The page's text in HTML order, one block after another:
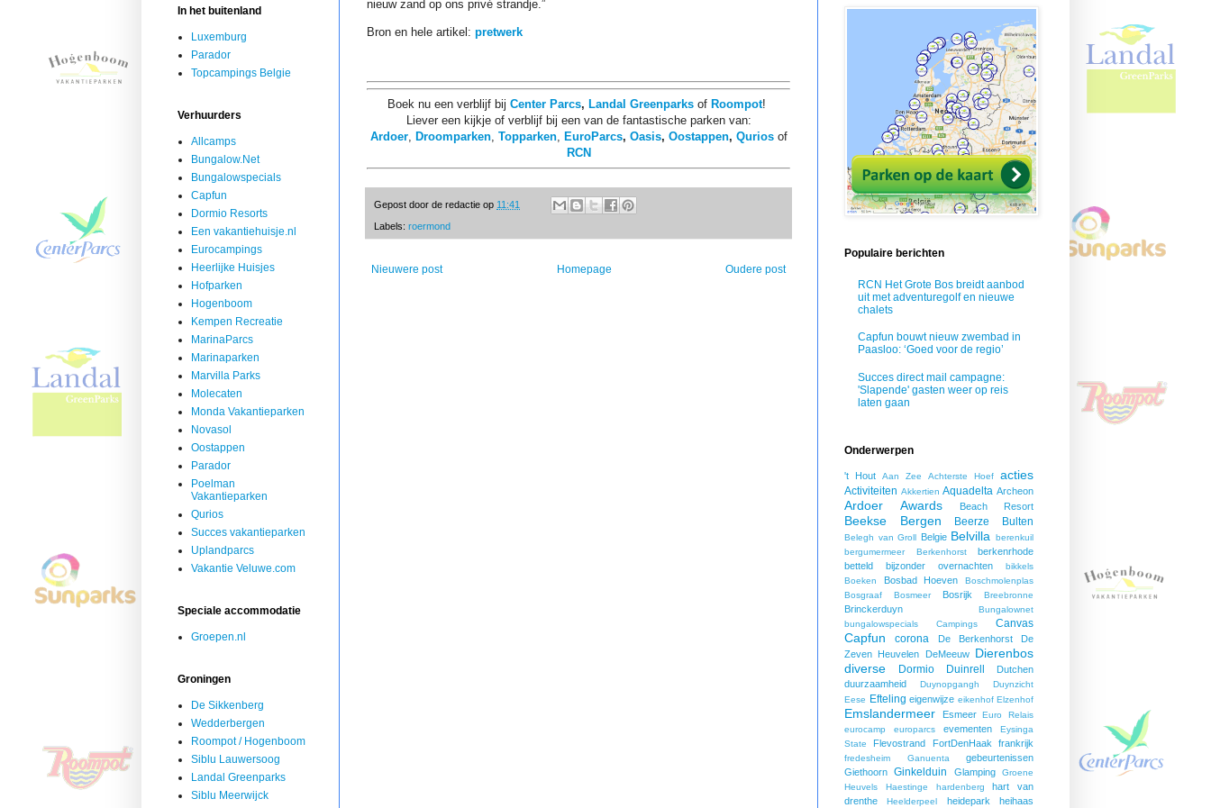
nieuw zand op ons privé strandje.”
Bron en hele artikel: pretwerk
Boek nu een verblijf bij Center Parcs, Landal Greenparks of Roompot!
Liever een kijkje of verblijf bij een van de fantastische parken van:
Ardoer, Droomparken, Topparken, EuroParcs, Oasis, Oostappen, Quriosof
RCN
Gepost door de redactie op 11:41
Labels: roermond
Nieuwere post Oudere post
Homepage
In het buitenland
Luxemburg
Parador
Topcampings Belgie
Verhuurders
Allcamps
Bungalow.Net
Bungalowspecials
Capfun
Dormio Resorts
Een vakantiehuisje.nl
Eurocampings
Heerlijke Huisjes
Hofparken
Hogenboom
Kempen Recreatie
MarinaParcs
Marinaparken
Marvilla Parks
Molecaten
Monda Vakantieparken
Novasol
Oostappen
Parador
Poelman
Vakantieparken
Qurios
Succes vakantieparken
Uplandparcs
Vakantie Veluwe.com
Speciale accommodatie
Groepen.nl
Groningen
De Sikkenberg
Wedderbergen
Roompot / Hogenboom
Siblu Lauwersoog
Landal Greenparks
Siblu Meerwijck
Populaire berichten
RCN Het Grote Bos breidt aanbod
uit met adventuregolf en nieuwe
chalets
Capfun bouwt nieuw zwembad in
Paasloo: ‘Goed voor de regio’
Succes direct mail campagne:
'Slapende' gasten weer op reis
laten gaan
Onderwerpen
't Hout Aan Zee Achterste Hoef acties
Activiteiten Akkertien Aquadelta Archeon
Ardoer Awards Beach Resort
Beekse Bergen Beerze Bulten
Belegh van Groll Belgie Belvilla
berenkuil
bergumermeer
Berkenhorst
berkenrhode
betteld
bijzonder overnachten
bikkels
Boeken
Bosbad Hoeven
Boschmolenplas
Bosgraaf
Bosmeer Bosrijk Breebronne
Brinckerduyn
Bungalownet
bungalowspecials
Campings Canvas
Capfun corona De Berkenhorst
De
Zeven Heuvelen
DeMeeuw
Dierenbos
diverse
Dormio Duinrell
Dutchen
duurzaamheid
Duynopgangh
Duynzicht
Eese Efteling eigenwijze eikenhof Elzenhof
Emslandermeer Esmeer
Euro Relais
eurocamp
europarcs evementen
Eysinga
State
Flevostrand FortDenHaak frankrijk
fredesheim Ganuenta
gebeurtenissen
Giethoorn
Ginkelduin Glamping
Groene
Heuvels
Haestinge hardenberg
hart van
drenthe
Heelderpeel heidepark heihaas